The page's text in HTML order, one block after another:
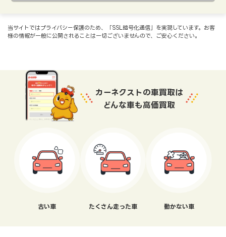
当サイトではプライバシー保護のため、「SSL暗号化通信」を実現しています。お客
様の情報が一般に公開されることは一切ございませんので、ご安心ください。
カーネクストの車買取は
どんな車も高価買取
古い車 たくさん走った車 動かない車